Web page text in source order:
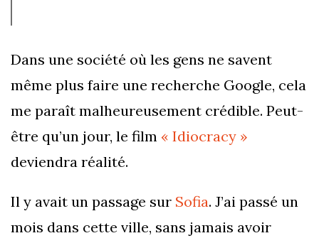
Dans une société où les gens ne savent
même plus faire une recherche Google, cela
me paraît malheureusement crédible. Peut-
être qu’un jour, le film « Idiocracy »
deviendra réalité.
Il y avait un passage sur Sofia. J’ai passé un
mois dans cette ville, sans jamais avoir